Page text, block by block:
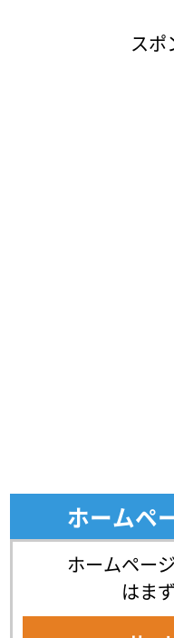
スポ
ホームペ
ホームペー
はま